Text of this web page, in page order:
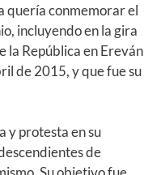
quería conmemorar el
incluyendo en la gira
la República en Ereván
de 2015, y que fue su
y protesta en su
de